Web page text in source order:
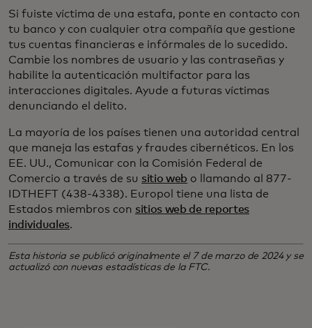
Si fuiste víctima de una estafa, ponte en contacto con
tu banco y con cualquier otra compañía que gestione
tus cuentas financieras e infórmales de lo sucedido.
Cambie los nombres de usuario y las contraseñas y
habilite la autenticación multifactor para las
interacciones digitales. Ayude a futuras víctimas
denunciando el delito.
La mayoría de los países tienen una autoridad central
que maneja las estafas y fraudes cibernéticos. En los
EE. UU., Comunicar con la Comisión Federal de
Comercio a través de su sitio web o llamando al 877-
IDTHEFT (438-4338). Europol tiene una lista de
Estados miembros con sitios web de reportes
individuales.
Esta historia se publicó originalmente el 7 de marzo de 2024 y se
actualizó con nuevas estadísticas de la FTC.